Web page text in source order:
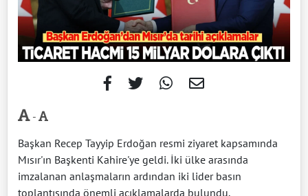
-
Başkan Recep Tayyip Erdoğan resmi ziyaret kapsamında
Mısır'ın Başkenti Kahire'ye geldi. İki ülke arasında
imzalanan anlaşmaların ardından iki lider basın
toplantısında önemli açıklamalarda bulundu.